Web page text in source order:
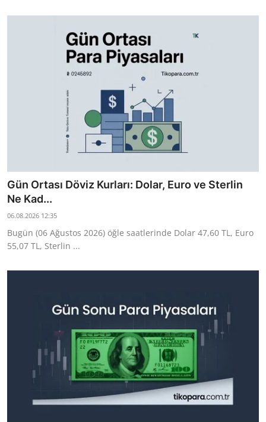
Gün Ortası Döviz Kurları: Dolar, Euro ve Sterlin
Ne Kad...
06.08.2026 12:35
Bugün (06 Ağustos 2026) öğle saatlerinde Dolar 47,60 TL, Euro
55,07 TL, Sterlin ...